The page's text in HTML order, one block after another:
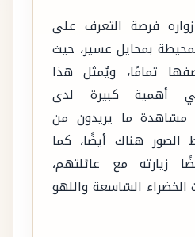
فرصة التعرف على
بمحايل عسير، حيث
تمامًا، ويُمثل هذا
أهمية كبيرة لدى
مشاهدة ما يريدون من
الصور هناك أيضًا، كما
زيارته مع عائلتهم،
الخضراء الشاسعة واللهو